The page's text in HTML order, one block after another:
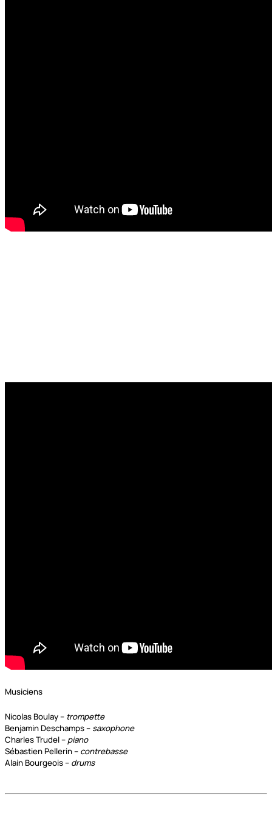
Musiciens
Nicolas Boulay – trompette
Benjamin Deschamps – saxophone
Charles Trudel – piano
Sébastien Pellerin – contrebasse
Alain Bourgeois – drums